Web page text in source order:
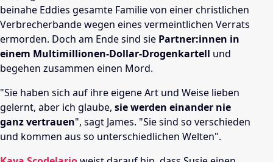
beinahe Eddies gesamte Familie von einer christlichen
Verbrecherbande wegen eines vermeintlichen Verrats
ermorden. Doch am Ende sind sie Partner:innen in
einem Multimillionen-Dollar-Drogenkartell und
begehen zusammen einen Mord.
"Sie haben sich auf ihre eigene Art und Weise lieben
gelernt, aber ich glaube, sie werden einander nie
ganz vertrauen", sagt James. "Sie sind so verschieden
und kommen aus so unterschiedlichen Welten".